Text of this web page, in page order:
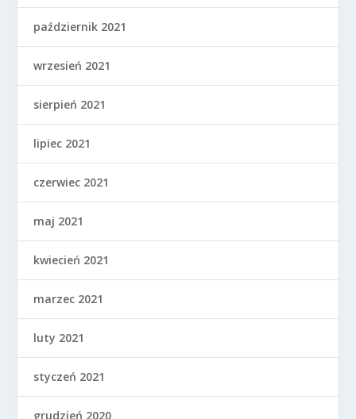
październik 2021
wrzesień 2021
sierpień 2021
lipiec 2021
czerwiec 2021
maj 2021
kwiecień 2021
marzec 2021
luty 2021
styczeń 2021
grudzień 2020